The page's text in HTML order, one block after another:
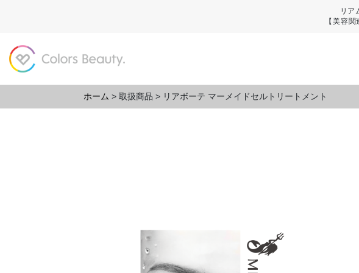
リア
【美容
ホーム > 取扱商品 > リアボーテ マーメイドセルトリートメント